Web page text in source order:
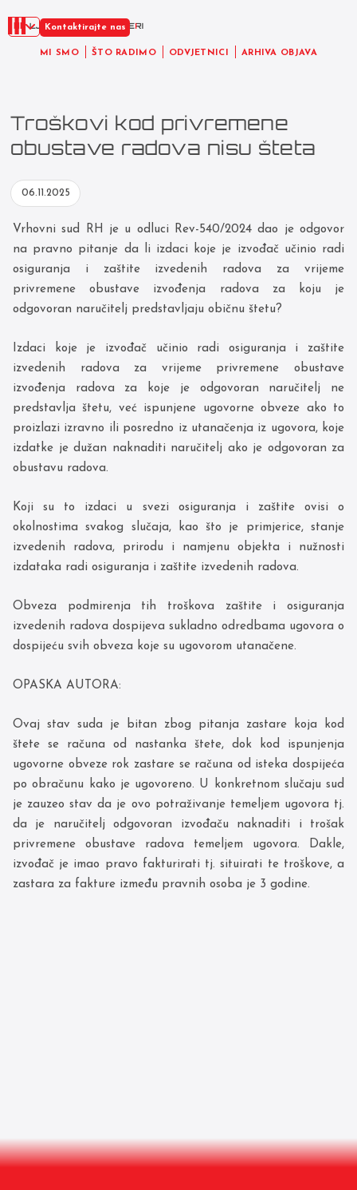
MI SMO ŠTO RADIMO ODVJETNICI ARHIVA OBJAVA
Kontaktirajte nas
Troškovi kod privremene
obustave radova nisu šteta
06.11.2025
Vrhovni sud RH je u odluci Rev-540/2024 dao je odgovor
na pravno pitanje da li izdaci koje je izvođač učinio radi
osiguranja i zaštite izvedenih radova za vrijeme
privremene obustave izvođenja radova za koju je
odgovoran naručitelj predstavljaju običnu štetu?
Izdaci koje je izvođač učinio radi osiguranja i zaštite
izvedenih radova za vrijeme privremene obustave
izvođenja radova za koje je odgovoran naručitelj ne
predstavlja štetu, već ispunjene ugovorne obveze ako to
proizlazi izravno ili posredno iz utanačenja iz ugovora, koje
izdatke je dužan naknaditi naručitelj ako je odgovoran za
obustavu radova.
Koji su to izdaci u svezi osiguranja i zaštite ovisi o
okolnostima svakog slučaja, kao što je primjerice, stanje
izvedenih radova, prirodu i namjenu objekta i nužnosti
izdataka radi osiguranja i zaštite izvedenih radova.
Obveza podmirenja tih troškova zaštite i osiguranja
izvedenih radova dospijeva sukladno odredbama ugovora o
dospijeću svih obveza koje su ugovorom utanačene.
OPASKA AUTORA:
Ovaj stav suda je bitan zbog pitanja zastare koja kod
štete se računa od nastanka štete, dok kod ispunjenja
ugovorne obveze rok zastare se računa od isteka dospijeća
po obračunu kako je ugovoreno. U konkretnom slučaju sud
je zauzeo stav da je ovo potraživanje temeljem ugovora tj.
da je naručitelj odgovoran izvođaču naknaditi i trošak
privremene obustave radova temeljem ugovora. Dakle,
izvođač je imao pravo fakturirati tj. situirati te troškove, a
zastara za fakture između pravnih osoba je 3 godine.